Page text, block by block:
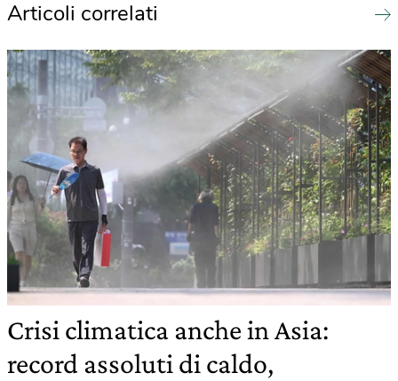
Articoli correlati
Crisi climatica anche in Asia:
record assoluti di caldo,